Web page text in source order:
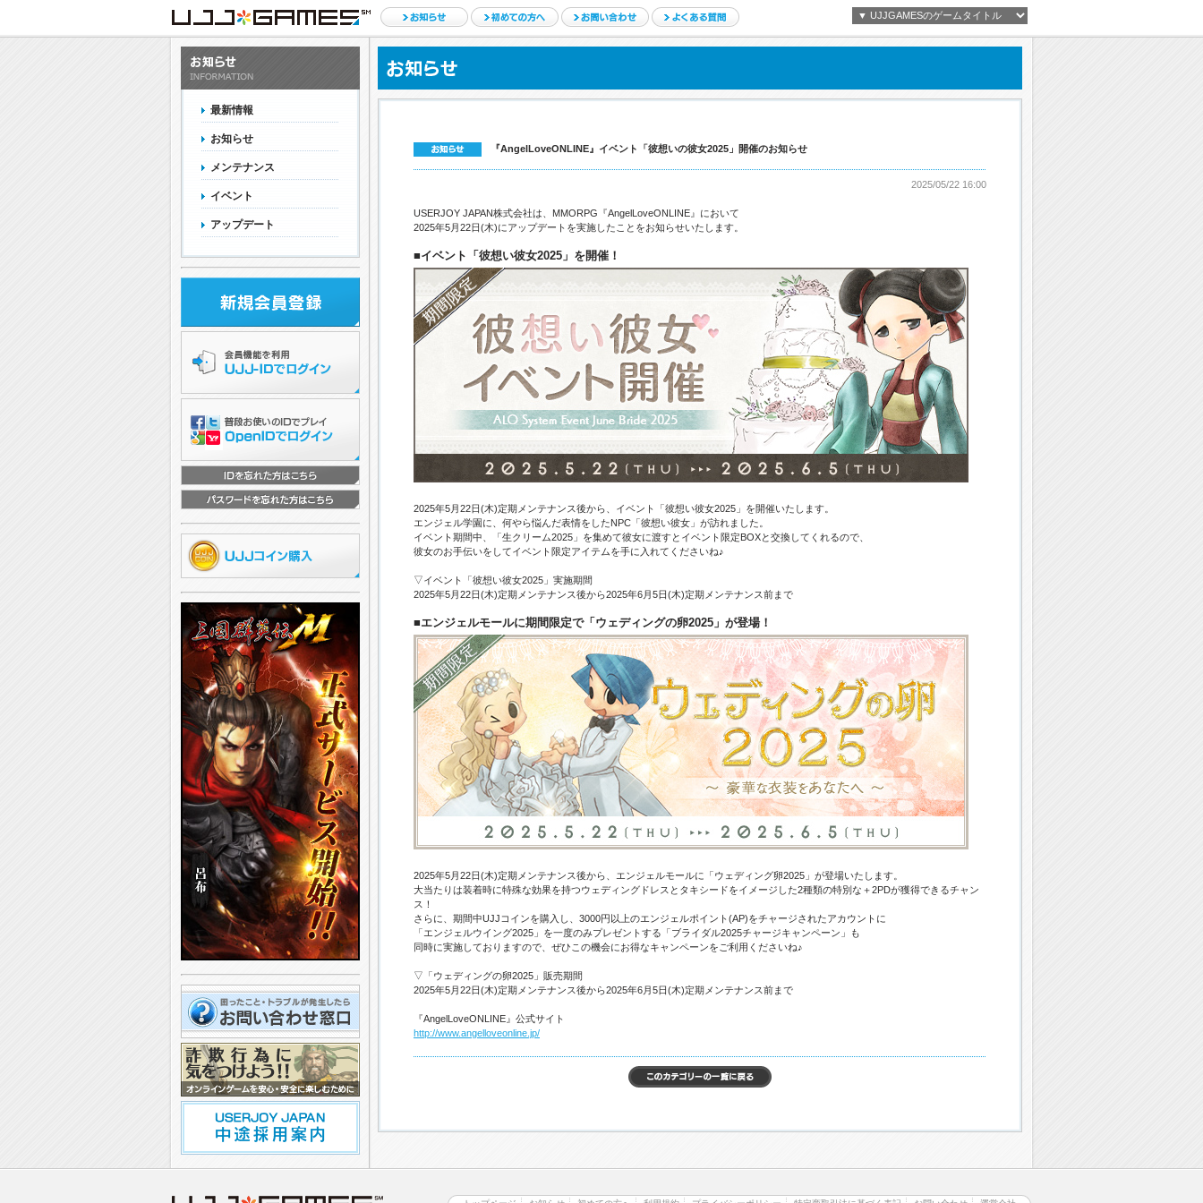
最新情報
お知らせ
メンテナンス
イベント
アップデート
『AngelLoveONLINE』イベント「彼想いの彼女2025」開催のお知らせ
2025/05/22 16:00
USERJOY JAPAN株式会社は、MMORPG『AngelLoveONLINE』において
2025年5月22日(木)にアップデートを実施したことをお知らせいたします。
■イベント「彼想い彼女2025」を開催！
2025年5月22日(木)定期メンテナンス後から、イベント「彼想い彼女2025」を開催いたします。
エンジェル学園に、何やら悩んだ表情をしたNPC「彼想い彼女」が訪れました。
イベント期間中、「生クリーム2025」を集めて彼女に渡すとイベント限定BOXと交換してくれるので、
彼女のお手伝いをしてイベント限定アイテムを手に入れてくださいね♪
▽イベント「彼想い彼女2025」実施期間
2025年5月22日(木)定期メンテナンス後から2025年6月5日(木)定期メンテナンス前まで
■エンジェルモールに期間限定で「ウェディングの卵2025」が登場！
2025年5月22日(木)定期メンテナンス後から、エンジェルモールに「ウェディング卵2025」が登場いたします。
大当たりは装着時に特殊な効果を持つウェディングドレスとタキシードをイメージした2種類の特別な＋2PDが獲得できるチャン
ス！
さらに、期間中UJJコインを購入し、3000円以上のエンジェルポイント(AP)をチャージされたアカウントに
「エンジェルウイング2025」を一度のみプレゼントする「ブライダル2025チャージキャンペーン」も
同時に実施しておりますので、ぜひこの機会にお得なキャンペーンをご利用くださいね♪
▽「ウェディングの卵2025」販売期間
2025年5月22日(木)定期メンテナンス後から2025年6月5日(木)定期メンテナンス前まで
『AngelLoveONLINE』公式サイト
http://www.angelloveonline.jp/